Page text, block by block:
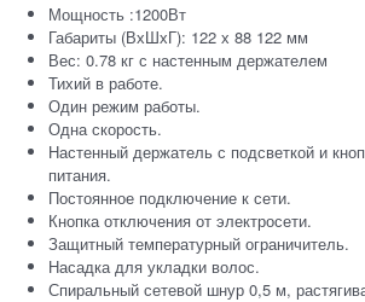
Мощность :1200Вт
Габариты (ВхШхГ): 122 х 88 122 мм
Вес: 0.78 кг с настенным держателем
Тихий в работе.
Один режим работы.
Одна скорость.
Настенный держатель с подсветкой и
питания.
Постоянное подключение к сети.
Кнопка отключения от электросети.
Защитный температурный ограничитель.
Насадка для укладки волос.
Спиральный сетевой шнур 0,5 м,